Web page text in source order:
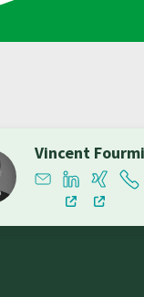
Vincent Fourmi